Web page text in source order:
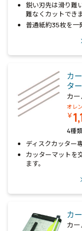
鋭い刃先は滑り難
難なくカットできま
普通紙約35枚を一
カ
タ
カー
オレ
￥
4種
ディスクカッター
カッターマットを
ます。
カ
カー